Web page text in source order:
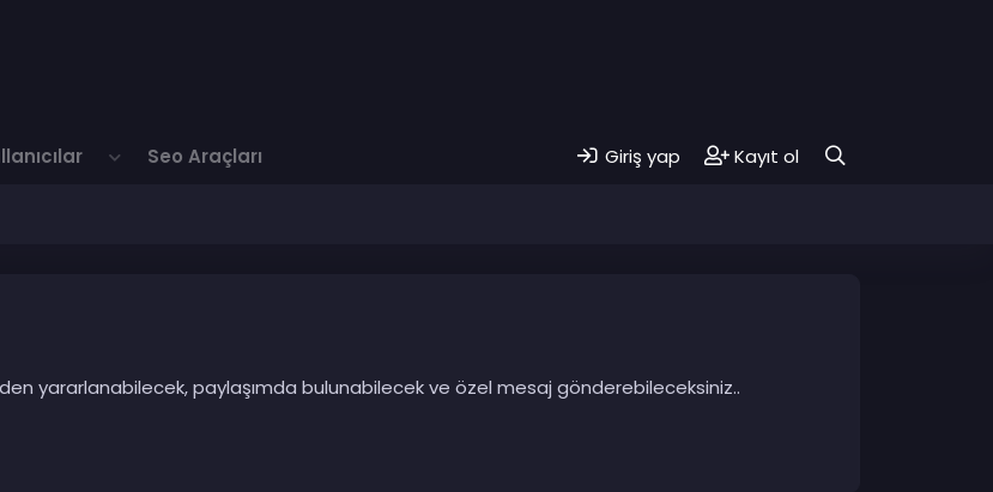
Seo Araçları Giriş yap Kayıt ol
yararlanabilecek, paylaşımda bulunabilecek ve özel mesaj gönderebileceksiniz..